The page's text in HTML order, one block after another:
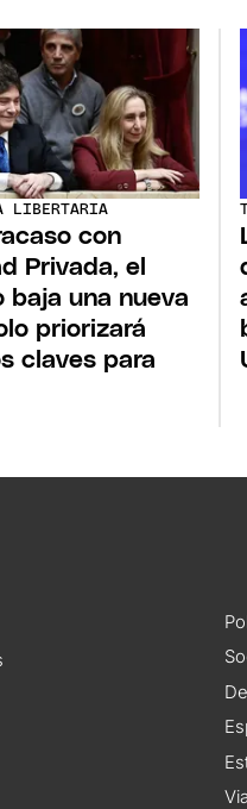
LIBERTARIA
con
Privada, el
baja una nueva
priorizará
claves para